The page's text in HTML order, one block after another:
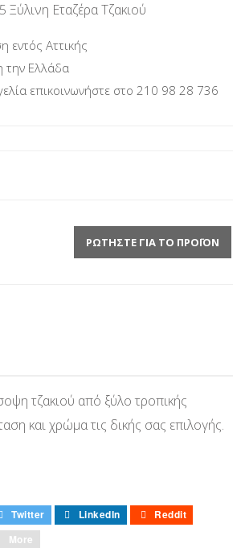
Ξύλινη Εταζέρα Τζακιού
Αττικής
Ελλάδα
επικοινωνήστε στο 210 98 28 736
ΡΩΤΉΣΤΕ ΓΙΑ ΤΟ ΠΡΟΪΌΝ
τζακιού από ξύλο τροπικής
και χρώμα τις δικής σας επιλογής.
Twitter LinkedIn
Reddit
More